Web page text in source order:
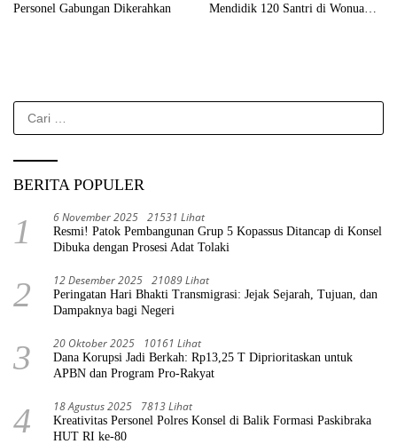
Personel Gabungan Dikerahkan
Mendidik 120 Santri di Wonua
Cari
untuk:
BERITA POPULER
1 6 November 2025 21531 Lihat
Resmi! Patok Pembangunan Grup 5 Kopassus Ditancap di Konsel
Dibuka dengan Prosesi Adat Tolaki
2 12 Desember 2025 21089 Lihat
Peringatan Hari Bhakti Transmigrasi: Jejak Sejarah, Tujuan, dan
Dampaknya bagi Negeri
3 20 Oktober 2025 10161 Lihat
Dana Korupsi Jadi Berkah: Rp13,25 T Diprioritaskan untuk
APBN dan Program Pro-Rakyat
4 18 Agustus 2025 7813 Lihat
Kreativitas Personel Polres Konsel di Balik Formasi Paskibraka
HUT RI ke-80